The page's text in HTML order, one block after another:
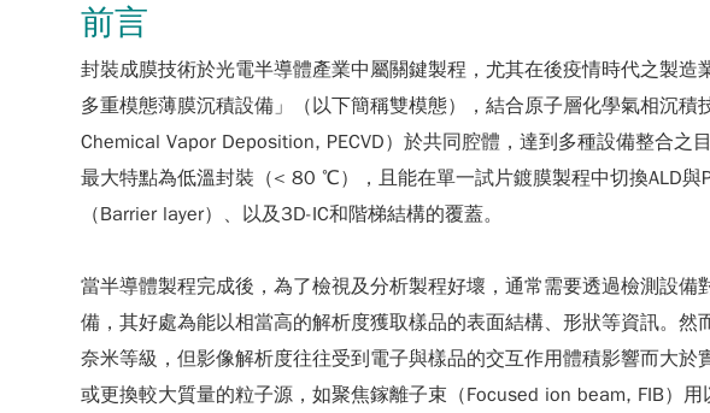
前言
封裝成膜技術於光電半導體產業中屬關鍵製程，尤其在後疫情時代之製
多重模態薄膜沉積設備」（以下簡稱雙模態），結合原子層化學氣相沉
Chemical Vapor Deposition, PECVD）於共同腔體，達到多種設備整合
最大特點為低溫封裝（< 80 ℃），且能在單一試片鍍膜製程中切換ALD
（Barrier layer）、以及3D-IC和階梯結構的覆蓋。
當半導體製程完成後，為了檢視及分析製程好壞，通常需要透過檢測設
備，其好處為能以相當高的解析度獲取樣品的表面結構、形狀等資訊。
奈米等級，但影像解析度往往受到電子與樣品的交互作用體積影響而大
或更換較大質量的粒子源，如聚焦鎵離子束（Focused ion beam, FIB）